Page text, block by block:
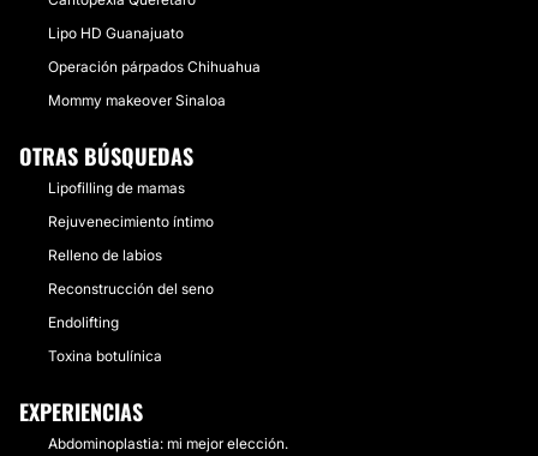
Lipo HD Guanajuato
Operación párpados Chihuahua
Mommy makeover Sinaloa
OTRAS BÚSQUEDAS
Lipofilling de mamas
Rejuvenecimiento íntimo
Relleno de labios
Reconstrucción del seno
Endolifting
Toxina botulínica
EXPERIENCIAS
Abdominoplastia: mi mejor elección.